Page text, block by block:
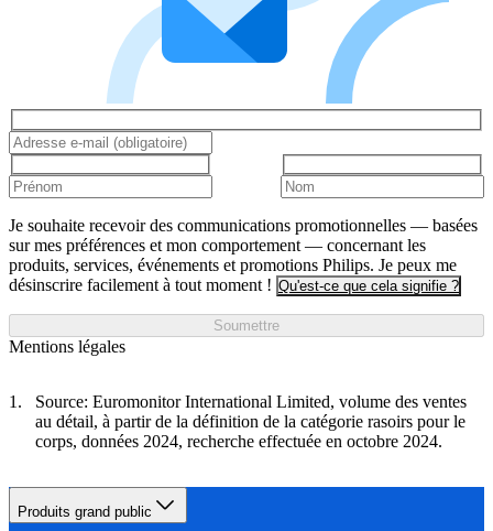
Je souhaite recevoir des communications promotionnelles — basées
sur mes préférences et mon comportement — concernant les
produits, services, événements et promotions Philips. Je peux me
désinscrire facilement à tout moment ! Qu'est-ce que cela signifie ?
Soumettre
Mentions légales
Source: Euromonitor International Limited, volume des ventes
au détail, à partir de la définition de la catégorie rasoirs pour le
corps, données 2024, recherche effectuée en octobre 2024.
Produits grand public